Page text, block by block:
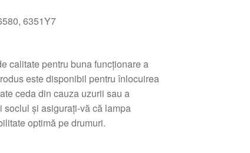
6351Y7
calitate pentru buna funcționare a
este disponibil pentru înlocuirea
ceda din cauza uzurii sau a
și asigurați-vă că lampa
optimă pe drumuri.